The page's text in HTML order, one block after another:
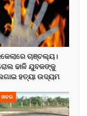
ଚାଞ୍ଚଲ୍ୟ।
ଢାଳି ଯୁବକଙ୍କୁ
ହତ୍ୟା ଉଦ୍ୟମ